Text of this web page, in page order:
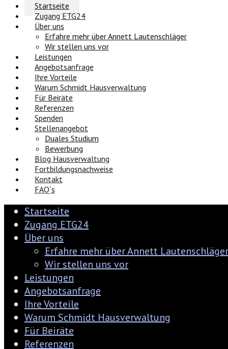
Startseite
Zugang ETG24
Über uns
Erfahre mehr über Annett Lautenschläger
Wir stellen uns vor
Leistungen
Angebotsanfrage
Ihre Vorteile
Warum Schmidt Hausverwaltung
Für Beiräte
Referenzen
Spenden
Stellenangebot
Duales Studium
Bewerbung
Blog Hausverwaltung
Fortbildungsnachweise
Kontakt
FAQ´s
Startseite
Zugang ETG24
Über uns
Erfahre mehr über Annett Lautenschläger
Wir stellen uns vor
Leistungen
Angebotsanfrage
Ihre Vorteile
Warum Schmidt Hausverwaltung
Für Beiräte
Referenzen